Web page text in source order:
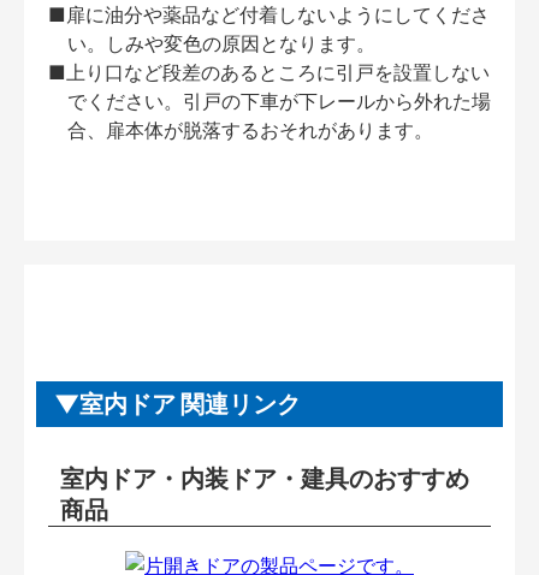
■扉に油分や薬品など付着しないようにしてくださ
い。しみや変色の原因となります。
■上り口など段差のあるところに引戸を設置しない
でください。引戸の下車が下レールから外れた場
合、扉本体が脱落するおそれがあります。
室内ドア 関連リンク
室内ドア・内装ドア・建具のおすすめ
商品